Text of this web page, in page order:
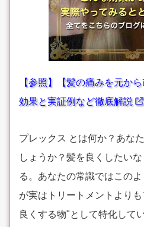
【参照】【髪の痛みを元か
効果と実証例など徹底解説
プレックス とは何か？あな
しょうか？髪を良くしたい
る。あなたの常識ではこの
が実はトリートメントより
良くする物"として特化して